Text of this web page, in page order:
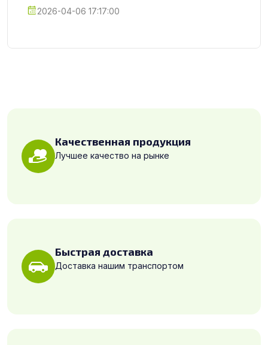
2026-04-06 17:17:00
Качественная продукция
Лучшее качество на рынке
Быстрая доставка
Доставка нашим транспортом